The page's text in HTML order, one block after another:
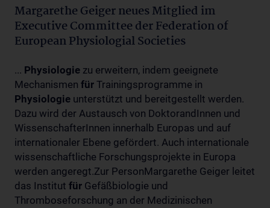
Margarethe Geiger neues Mitglied im
Executive Committee der Federation of
European Physiologial Societies
... Physiologie zu erweitern, indem geeignete
Mechanismen für Trainingsprogramme in
Physiologie unterstützt und bereitgestellt werden.
Dazu wird der Austausch von DoktorandInnen und
WissenschafterInnen innerhalb Europas und auf
internationaler Ebene gefördert. Auch internationale
wissenschaftliche Forschungsprojekte in Europa
werden angeregt.Zur PersonMargarethe Geiger leitet
das Institut für Gefäßbiologie und
Thromboseforschung an der Medizinischen